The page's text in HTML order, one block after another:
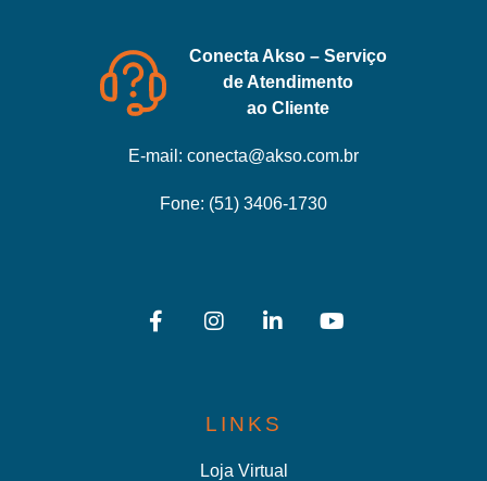
Conecta Akso – Serviço
de Atendimento
ao Cliente
E-mail: conecta@akso.com.br
Fone: (51) 3406-1730
LINKS
Loja Virtual